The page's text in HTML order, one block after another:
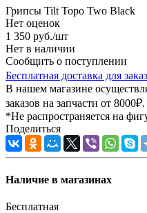
Грипсы Tilt Topo Two Black
Нет оценок
1 350 руб./шт
Нет в наличии
Сообщить о поступлении
Бесплатная доставка для
В нашем магазине
заказов на запчасти от 8000₽.
*Не распространяется на
Поделиться
Наличие в магазинах
Бесплатная